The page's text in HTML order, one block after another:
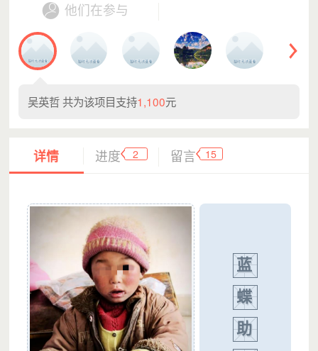
他们在参与
吴英哲共为该项目支持1,100元
详情 进度 2 留言 15
蓝
蝶
助